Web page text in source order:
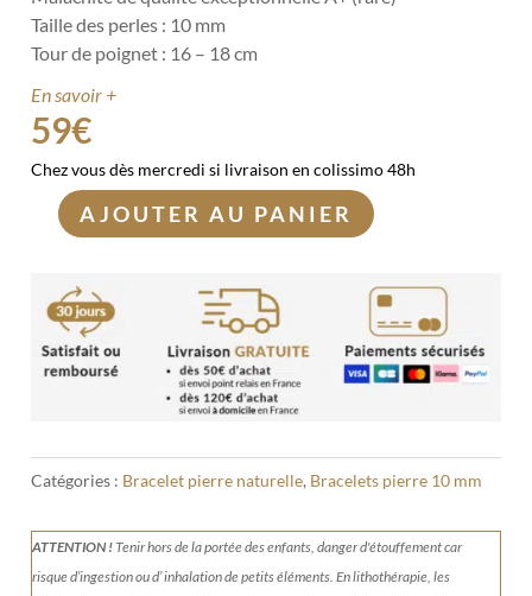
Taille des perles : 10 mm
Tour de poignet : 16 – 18 cm
En savoir +
59€
Chez vous dès mercredi si livraison en colissimo 48h
quantité
Bracelet
Malachite
10mm
AJOUTER AU PANIER
Catégories : Bracelet pierre naturelle, Bracelets pierre 10 mm
ATTENTION !Tenirhors de la portée des enfants, danger d'étouffement car
risque d’ingestion ou d’ inhalation de petits éléments.En lithothérapie, les